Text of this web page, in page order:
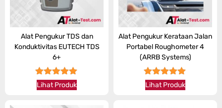
Alat Pengukur TDS dan
Konduktivitas EUTECH TDS
6+
★★★★★
Lihat Produk
Alat Pengukur Kerataan Jalan
Portabel Roughometer 4
(ARRB Systems)
★★★★★
Lihat Produk